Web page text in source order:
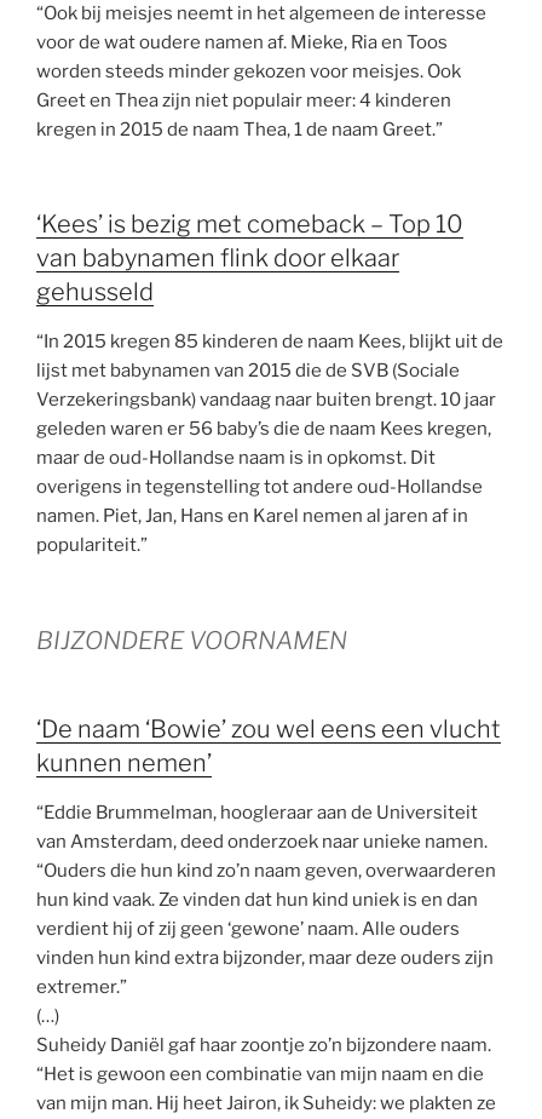
“Ook bij meisjes neemt in het algemeen de interesse
voor de wat oudere namen af. Mieke, Ria en Toos
worden steeds minder gekozen voor meisjes. Ook
Greet en Thea zijn niet populair meer: 4 kinderen
kregen in 2015 de naam Thea, 1 de naam Greet.”
‘Kees’ is bezig met comeback – Top 10
van babynamen flink door elkaar
gehusseld
“In 2015 kregen 85 kinderen de naam Kees, blijkt uit de
lijst met babynamen van 2015 die de SVB (Sociale
Verzekeringsbank) vandaag naar buiten brengt. 10 jaar
geleden waren er 56 baby’s die de naam Kees kregen,
maar de oud-Hollandse naam is in opkomst. Dit
overigens in tegenstelling tot andere oud-Hollandse
namen. Piet, Jan, Hans en Karel nemen al jaren af in
populariteit.”
BIJZONDERE VOORNAMEN
‘De naam ‘Bowie’ zou wel eens een vlucht
kunnen nemen’
“Eddie Brummelman, hoogleraar aan de Universiteit
van Amsterdam, deed onderzoek naar unieke namen.
“Ouders die hun kind zo’n naam geven, overwaarderen
hun kind vaak. Ze vinden dat hun kind uniek is en dan
verdient hij of zij geen ‘gewone’ naam. Alle ouders
vinden hun kind extra bijzonder, maar deze ouders zijn
extremer.”
(…)
Suheidy Daniël gaf haar zoontje zo’n bijzondere naam.
“Het is gewoon een combinatie van mijn naam en die
van mijn man. Hij heet Jairon, ik Suheidy: we plakten ze